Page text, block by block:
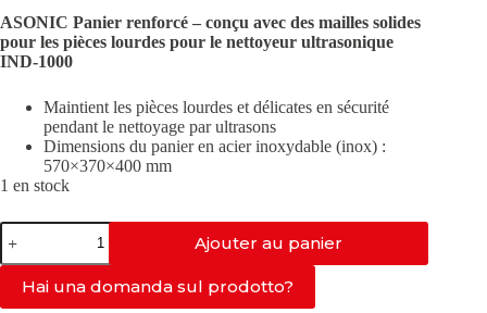
ASONIC Panier renforcé – conçu avec des mailles solides
pour les pièces lourdes pour le nettoyeur ultrasonique
IND-1000
Maintient les pièces lourdes et délicates en sécurité
pendant le nettoyage par ultrasons
Dimensions du panier en acier inoxydable (inox) :
570×370×400 mm
1 en stock
quantité
de
PANIER
INDUSTRIEL
ASONIC-
Ajouter au panier
Hai una domanda sul prodotto?